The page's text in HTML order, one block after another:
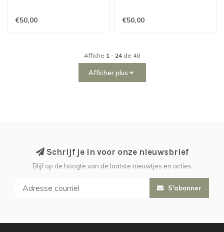
€50,00 €50,00
Affiche 1 - 24 de 48
Afficher plus
Schrijf je in voor onze nieuwsbrief
Blijf op de hoogte van de laatste nieuwtjes en acties
S'abonner